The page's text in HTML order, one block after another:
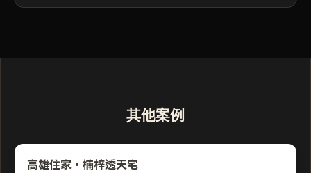
其他案例
高雄住家・楠梓透天宅